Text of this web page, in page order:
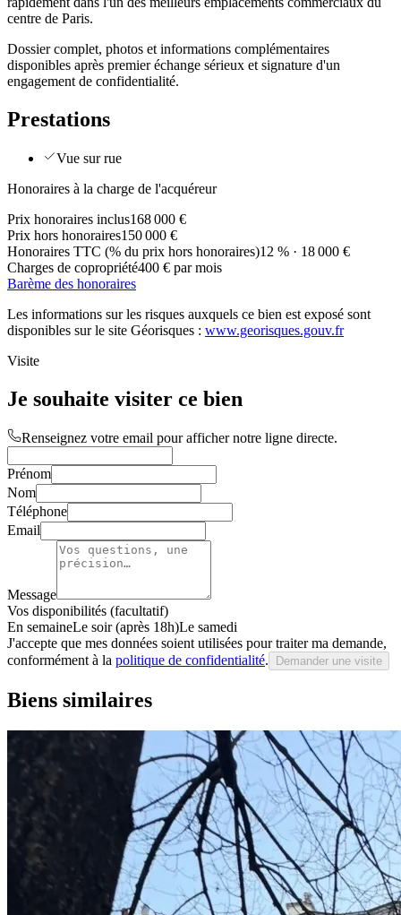
centre de Paris.
Dossier complet, photos et informations complémentaires
disponibles après premier échange sérieux et signature d'un
engagement de confidentialité.
Prestations
Vue sur rue
Honoraires à la charge de l'acquéreur
Prix honoraires inclus168 000 €
Prix hors honoraires150 000 €
Honoraires TTC (% du prix hors honoraires)12 % · 18 000 €
Charges de copropriété400 € par mois
Barème des honoraires
Les informations sur les risques auxquels ce bien est exposé sont
disponibles sur le site Géorisques : www.georisques.gouv.fr
Visite
Je souhaite visiter ce bien
Renseignez votre email pour afficher notre ligne directe.
Prénom
Nom
Téléphone
Email
Message
Vos disponibilités (facultatif)
En semaineLe soir (après 18h)Le samedi
J'accepte que mes données soient utilisées pour traiter ma demande,
conformément à la politique de confidentialité. Demander une visite
Biens similaires